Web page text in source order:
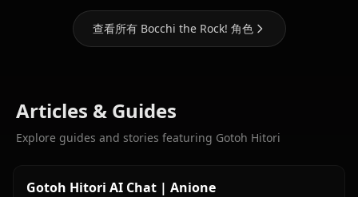
查看所有 Bocchi the Rock! 角色
Articles & Guides
Explore guides and stories featuring Gotoh Hitori
Gotoh Hitori AI Chat | Anione